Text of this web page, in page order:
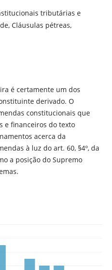
tributárias e
Cláusulas pétreas,
é certamente um dos
derivado. O
constitucionais que
e financeiros do texto
acerca da
à luz do art. 60, §4º, da
a posição do Supremo